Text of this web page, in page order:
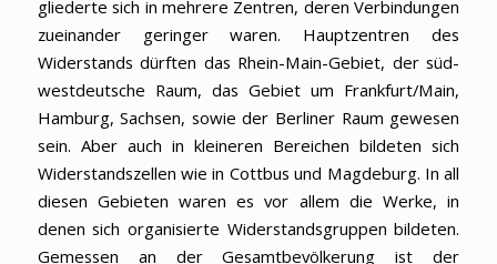
gliederte sich in mehrere Zentren, deren Verbindungen
zueinander geringer waren. Hauptzentren des
Widerstands dürften das Rhein-Main-Gebiet, der süd-
westdeutsche Raum, das Gebiet um Frankfurt/Main,
Hamburg, Sachsen, sowie der Berliner Raum gewesen
sein. Aber auch in kleineren Bereichen bildeten sich
Widerstandszellen wie in Cottbus und Magdeburg. In all
diesen Gebieten waren es vor allem die Werke, in
denen sich organisierte Widerstandsgruppen bildeten.
Gemessen an der Gesamtbevölkerung ist der